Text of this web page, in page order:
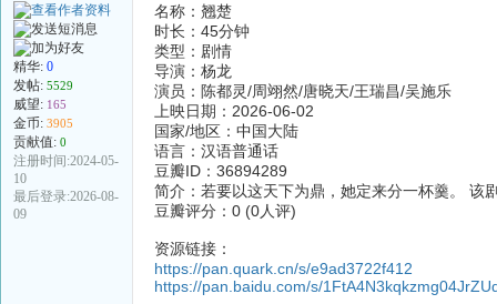
精华: 0
发帖: 5529
威望: 165
金币: 3905
贡献值: 0
注册时间:2024-05-
10
最后登录:2026-08-
09
名称：翘楚
时长：45分钟
类型：剧情
导演：杨龙
演员：陈都灵/周翊然/唐晓天/王瑞昌/吴施乐
上映日期：2026-06-02
国家/地区：中国大陆
语言：汉语普通话
豆瓣ID：36894289
简介：若要以这天下为鼎，她定来分一杯羹。 该
豆瓣评分：0 (0人评)
资源链接：
https://pan.quark.cn/s/e9ad3722f412
https://pan.baidu.com/s/